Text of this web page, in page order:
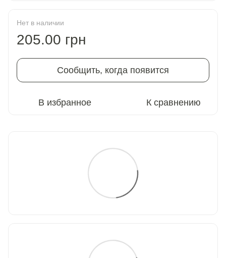
Нет в наличии
205.00 грн
Сообщить, когда появится
В избранное К сравнению